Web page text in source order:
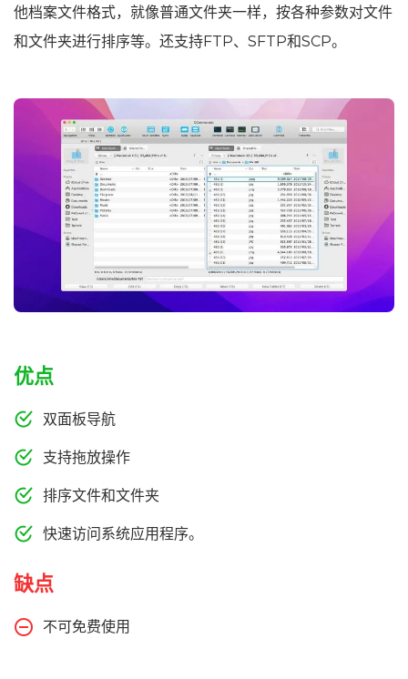
他档案文件格式，就像普通文件夹一样，按各种参数对文件
和文件夹进行排序等。还支持FTP、SFTP和SCP。
优点
双面板导航
支持拖放操作
排序文件和文件夹
快速访问系统应用程序。
缺点
不可免费使用